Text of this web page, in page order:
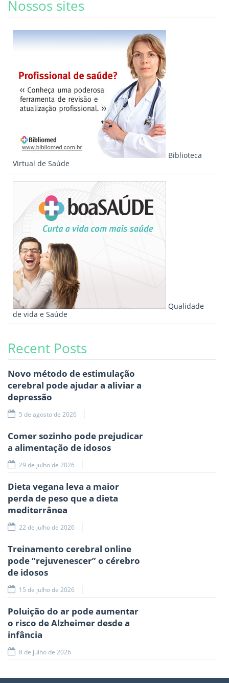
Nossos sites
Biblioteca
Virtual de Saúde
Qualidade
de vida e Saúde
Recent Posts
Novo método de estimulação
cerebral pode ajudar a aliviar a
depressão
5 de agosto de 2026
Comer sozinho pode prejudicar
a alimentação de idosos
29 de julho de 2026
Dieta vegana leva a maior
perda de peso que a dieta
mediterrânea
22 de julho de 2026
Treinamento cerebral online
pode “rejuvenescer” o cérebro
de idosos
15 de julho de 2026
Poluição do ar pode aumentar
o risco de Alzheimer desde a
infância
8 de julho de 2026